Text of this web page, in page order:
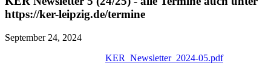
https://ker-leipzig.de/termine
September 24, 2024
KER_Newsletter_2024-05.pdf